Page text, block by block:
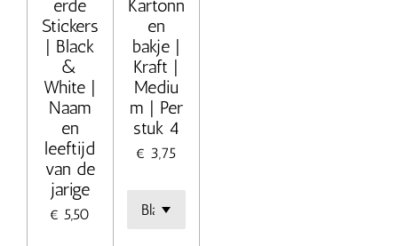
erde
Stickers
| Black
&
White |
Naam
en
leeftijd
van de
jarige
€ 5,50
Kartonn
en
bakje |
Kraft |
Mediu
m | Per
stuk 4
€ 3,75